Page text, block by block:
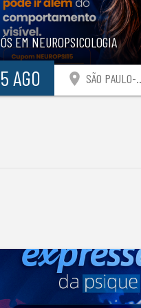
EM NEUROPSICOLOGIA
AGO location_on SÃO PAULO-SP